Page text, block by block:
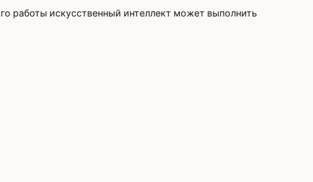
работы искусственный интеллект может выполнить